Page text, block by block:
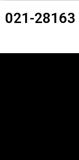
021-28163